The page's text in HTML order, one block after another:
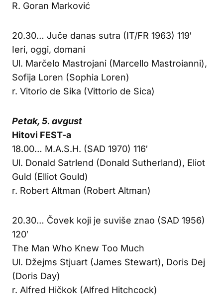
R. Goran Marković
20.30… Juče danas sutra (IT/FR 1963) 119′
Ieri, oggi, domani
Ul. Marčelo Mastrojani (Marcello Mastroianni),
Sofija Loren (Sophia Loren)
r. Vitorio de Sika (Vittorio de Sica)
Petak, 5. avgust
Hitovi FEST-a
18.00… M.A.S.H. (SAD 1970) 116′
Ul. Donald Satrlend (Donald Sutherland), Eliot
Guld (Elliot Gould)
r. Robert Altman (Robert Altman)
20.30… Čovek koji je suviše znao (SAD 1956)
120′
The Man Who Knew Too Much
Ul. Džejms Stjuart (James Stewart), Doris Dej
(Doris Day)
r. Alfred Hičkok (Alfred Hitchcock)